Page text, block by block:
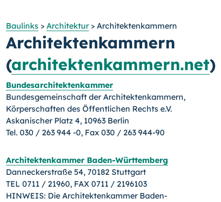
Baulinks > Architektur> Architektenkammern
Architektenkammern
(architektenkammern.net)
Bundesarchitektenkammer
Bundesgemeinschaft der Architektenkammern,
Körperschaften des Öffentlichen Rechts e.V.
Askanischer Platz 4, 10963 Berlin
Tel. 030 / 263 944 -0, Fax 030 / 263 944-90
Architektenkammer Baden-Württemberg
Danneckerstraße 54, 70182 Stuttgart
TEL 0711 / 21960, FAX 0711 / 2196103
HINWEIS: Die Architektenkammer Baden-